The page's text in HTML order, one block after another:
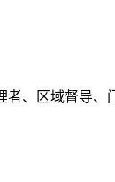
、区域督导